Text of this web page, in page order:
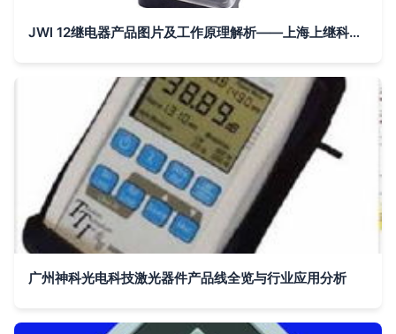
JWl 12继电器产品图片及工作原理解析——上海上继科技与电子科技的融合
广州神科光电科技激光器件产品线全览与行业应用分析